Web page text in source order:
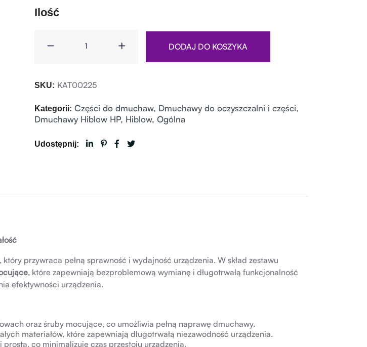
Ilość
DODAJ DO KOSZYKA
SKU: KAT00225
Kategorii: Części do dmuchaw, Dmuchawy do oczyszczalni i części,
Dmuchawy Hiblow HP, Hiblow, Ogólna
Udostępnij:
przywraca pełną sprawność i wydajność urządzenia. W skład zestawu
, które zapewniają bezproblemową wymianę i długotrwałą funkcjonalność
efektywności urządzenia.
oraz śruby mocujące, co umożliwia pełną naprawę dmuchawy.
materiałów, które zapewniają długotrwałą niezawodność urządzenia.
co minimalizuje czas przestoju urządzenia.